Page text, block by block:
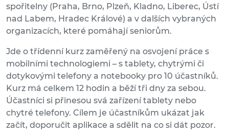
spořitelny (Praha, Brno, Plzeň, Kladno, Liberec, Ústí
nad Labem, Hradec Králové) a v dalších vybraných
organizacích, které pomáhají seniorům.
Jde o třídenní kurz zaměřený na osvojení práce s
mobilními technologiemi – s tablety, chytrými či
dotykovými telefony a notebooky pro 10 účastníků.
Kurz má celkem 12 hodin a běží tři dny za sebou.
Účastníci si přinesou svá zařízení tablety nebo
chytré telefony. Cílem je účastníkům ukázat jak
začít, doporučit aplikace a sdělit na co si dát pozor.